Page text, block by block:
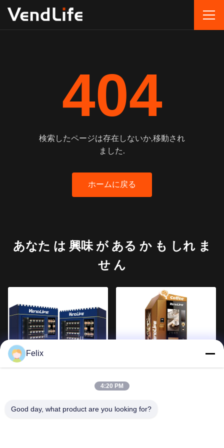
404
検索したページは存在しないか,移動され
ました.
ホームに戻る
あなた は 興味 が ある か も しれ ま
せ ん
エレベーター 新鮮食器販売
電気コーヒー自動販売機 自
Felix
4:20 PM
Good day, what product are you looking for?